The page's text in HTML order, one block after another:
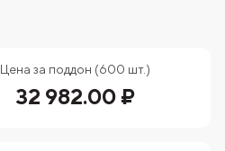
Цена за поддон (600 шт.)
32 982.00 ₽